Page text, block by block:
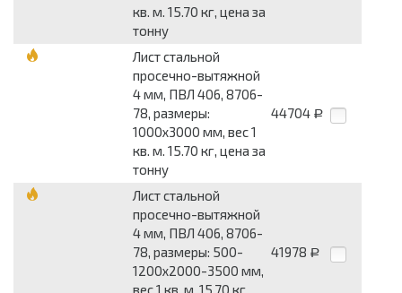
кв. м. 15.70 кг, цена за
тонну
Лист стальной
просечно-вытяжной
4 мм, ПВЛ 406, 8706-
78, размеры:
1000x3000 мм, вес 1
кв. м. 15.70 кг, цена за
тонну
44704 Р
Лист стальной
просечно-вытяжной
4 мм, ПВЛ 406, 8706-
78, размеры: 500-
1200x2000-3500 мм,
вес 1 кв. м. 15.70 кг,
41978 Р